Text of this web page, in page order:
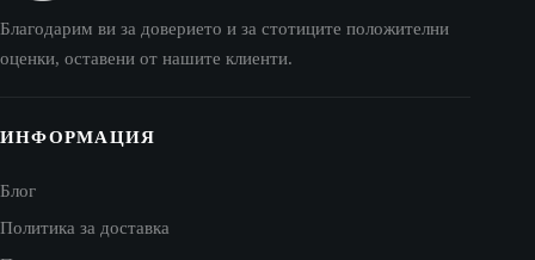
Благодарим ви за доверието и за стотиците положителни
оценки, оставени от нашите клиенти.
ИНФОРМАЦИЯ
Блог
Политика за доставка